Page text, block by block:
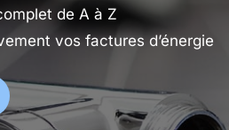
de A à Z
vos factures d’énergie